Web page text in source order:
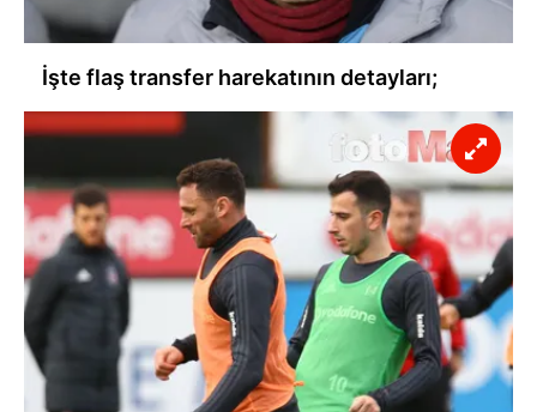
İşte flaş transfer harekatının detayları;